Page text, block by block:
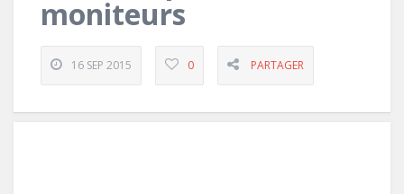
moniteurs
16 SEP 2015 0 PARTAGER